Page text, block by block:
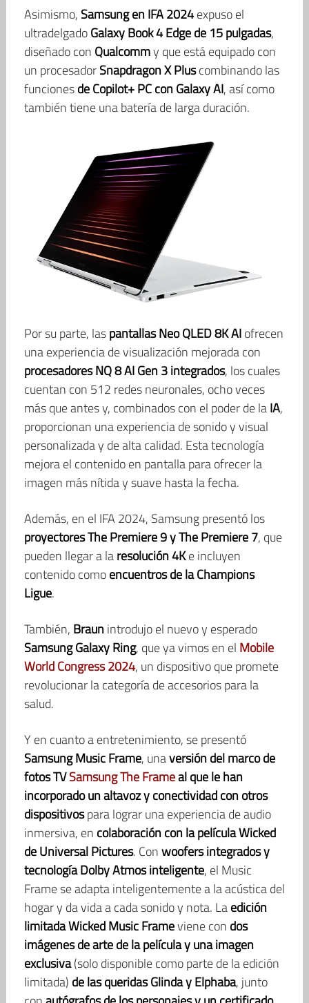
Asimismo, Samsung en IFA 2024expuso el
ultradelgadoGalaxy Book 4 Edgede 15 pulgadas,
diseñado con Qualcommy que está equipado con
un procesadorSnapdragon X Pluscombinando las
funcionesde Copilot+ PC con Galaxy AI, así como
también tiene una batería de larga duración.
Por su parte, laspantallas Neo QLED 8K AIofrecen
una experiencia de visualización mejorada con
procesadores NQ 8 AI Gen 3 integrados, los cuales
cuentan con 512 redes neuronales, ocho veces
más que antes y, combinados con el poder de laIA,
proporcionan una experiencia de sonido y visual
personalizada y de alta calidad. Esta tecnología
mejora el contenido en pantalla para ofrecer la
imagen más nítida y suave hasta la fecha.
Además, en el IFA 2024, Samsung presentó los
proyectores The Premiere 9 y The Premiere 7, que
pueden llegar a laresolución 4Ke incluyen
contenido comoencuentros de la Champions
Ligue.
También, Braunintrodujo el nuevo y esperado
Samsung Galaxy Ring, que ya vimos en el Mobile
World Congress 2024, un dispositivo que promete
revolucionar la categoría de accesorios para la
salud.
Y en cuanto a entretenimiento, se presentó
Samsung Music Frame, unaversión del marco de
fotos TVSamsung The Frameal que le han
incorporado un altavoz y conectividad con otros
dispositivospara lograr una experiencia de audio
inmersiva, en colaboración con la película Wicked
de Universal Pictures. Conwoofers integrados y
tecnología Dolby Atmos inteligente, el Music
Frame se adapta inteligentemente a la acústica del
hogar y da vida a cada sonido y nota. Laedición
limitada Wicked Music Frameviene con dos
imágenes de arte de la película y una imagen
exclusiva(solo disponible como parte de la edición
limitada) de las queridas Glinda y Elphaba, junto